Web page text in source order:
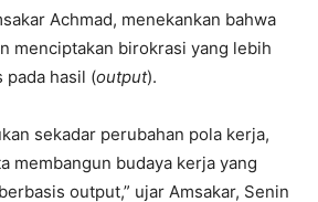
Achmad, menekankan bahwa
menciptakan birokrasi yang lebih
pada hasil (output).
sekadar perubahan pola kerja,
membangun budaya kerja yang
output,” ujar Amsakar, Senin